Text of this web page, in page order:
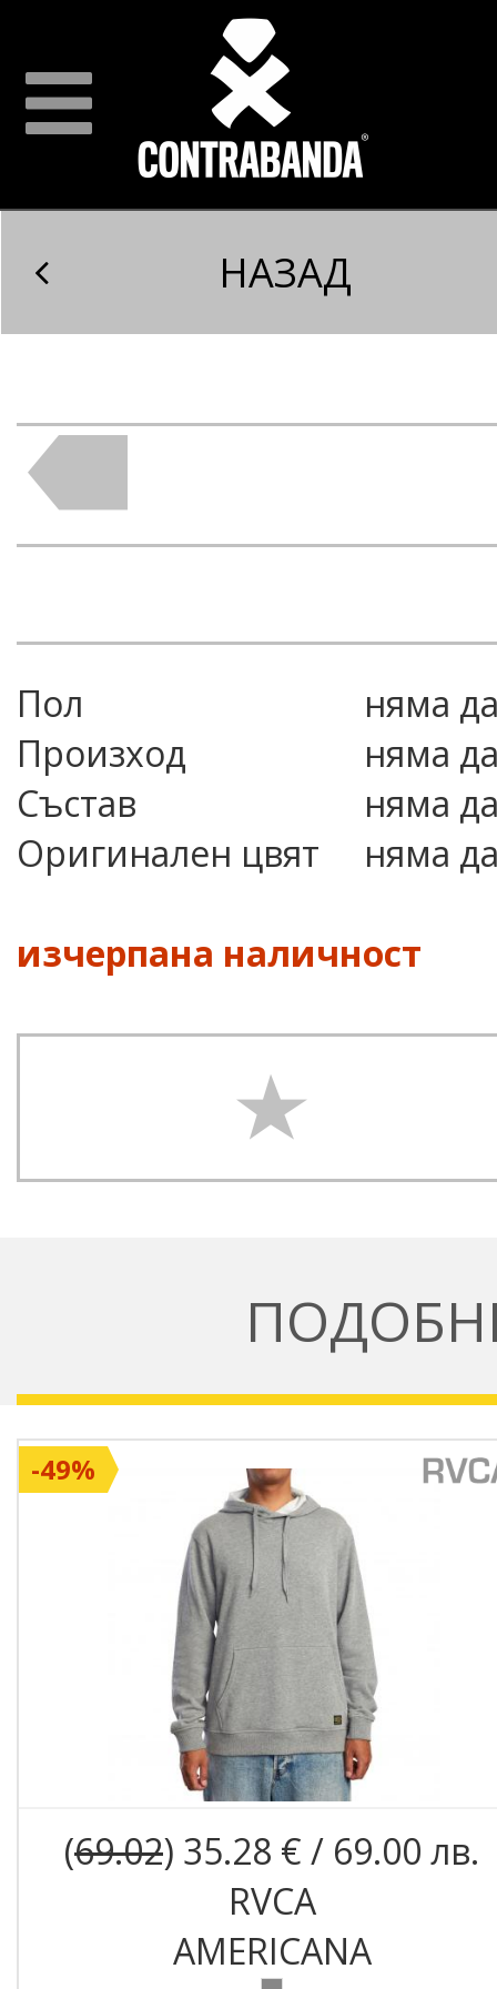
НАЗАД
Пол
няма
Произход
няма
Състав
няма
Оригинален цвят
няма
изчерпана наличност
(69.02) 35.28 € / 69.00 лв.
RVCA
AMERICANA
-49%